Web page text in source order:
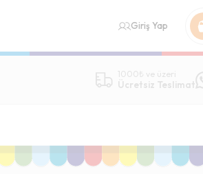
Giriş Yap
1000₺ ve üzeri
Ücretsiz Teslimat